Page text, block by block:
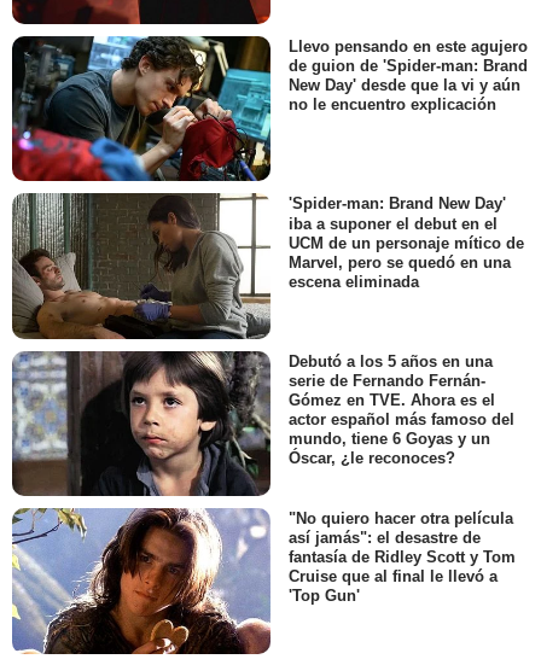
Llevo pensando en este agujero
de guion de 'Spider-man: Brand
New Day' desde que la vi y aún
no le encuentro explicación
'Spider-man: Brand New Day'
iba a suponer el debut en el
UCM de un personaje mítico de
Marvel, pero se quedó en una
escena eliminada
Debutó a los 5 años en una
serie de Fernando Fernán-
Gómez en TVE. Ahora es el
actor español más famoso del
mundo, tiene 6 Goyas y un
Óscar, ¿le reconoces?
"No quiero hacer otra película
así jamás": el desastre de
fantasía de Ridley Scott y Tom
Cruise que al final le llevó a
'Top Gun'